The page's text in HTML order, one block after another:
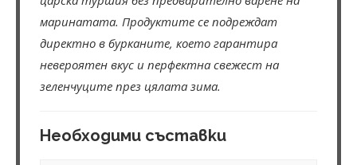
маринатата. Продуктите се подреждат
директно в бурканите, което гарантира
невероятен вкус и перфектна свежест на
зеленчуците през цялата зима.
Необходими съставки